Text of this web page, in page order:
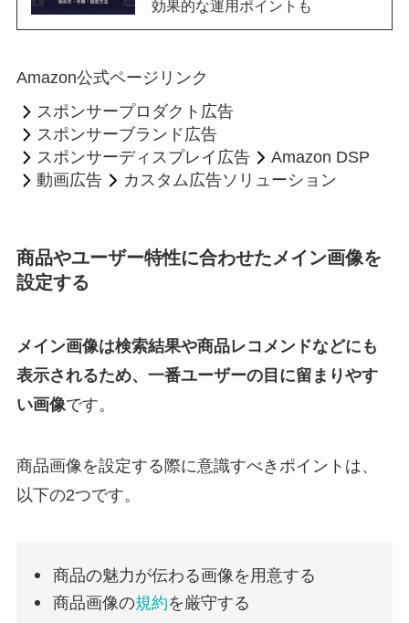
効果的な運用ポイントも
Amazon公式ページリンク
スポンサープロダクト広告
スポンサーブランド広告
スポンサーディスプレイ広告
Amazon DSP
動画広告
カスタム広告ソリューション
商品やユーザー特性に合わせたメイン画像を
設定する
メイン画像は検索結果や商品レコメンドなどにも
表示されるため、一番ユーザーの目に留まりやす
い画像です。
商品画像を設定する際に意識すべきポイントは、
以下の2つです。
商品の魅力が伝わる画像を用意する
商品画像の規約を厳守する